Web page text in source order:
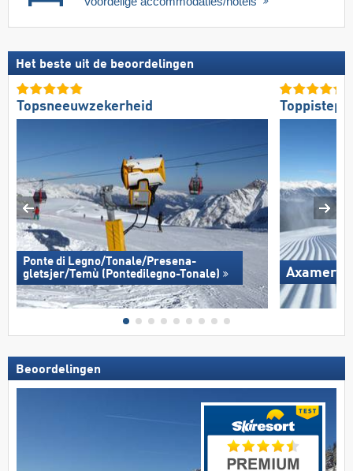
Het beste uit de beoordelingen
Topsneeuwzekerheid
Ponte di Legno/​​Tonale/​​Presena-
gletsjer/​​Temù (Pontedilegno-Tonale)
Axamer
Beoordelingen